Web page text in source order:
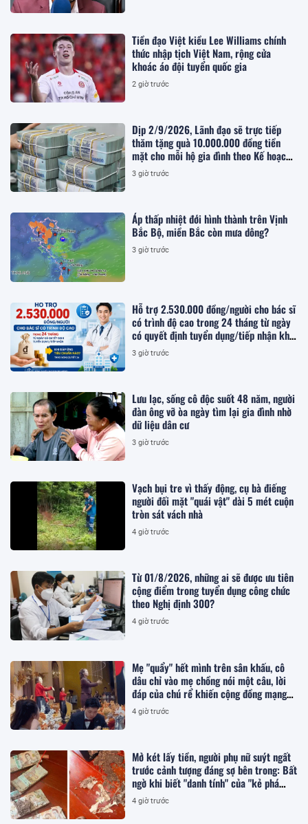
Tiền đạo Việt kiều Lee Williams chính
thức nhập tịch Việt Nam, rộng cửa
khoác áo đội tuyển quốc gia
2 giờ trước
Dịp 2/9/2026, Lãnh đạo sẽ trực tiếp
thăm tặng quà 10.000.000 đồng tiền
mặt cho mỗi hộ gia đình theo Kế hoạch
283, chi tiết ra sao?
3 giờ trước
Áp thấp nhiệt đới hình thành trên Vịnh
Bắc Bộ, miền Bắc còn mưa dông?
3 giờ trước
Hỗ trợ 2.530.000 đồng/người cho bác sĩ
có trình độ cao trong 24 tháng từ ngày
có quyết định tuyển dụng/tiếp nhận khi
đáp ứng tiêu chuẩn nào theo Nghị quyết
26?
3 giờ trước
Lưu lạc, sống cô độc suốt 48 năm, người
đàn ông vỡ òa ngày tìm lại gia đình nhờ
dữ liệu dân cư
3 giờ trước
Vạch bụi tre vì thấy động, cụ bà điếng
người đối mặt "quái vật" dài 5 mét cuộn
tròn sát vách nhà
4 giờ trước
Từ 01/8/2026, những ai sẽ được ưu tiên
cộng điểm trong tuyển dụng công chức
theo Nghị định 300?
4 giờ trước
Mẹ "quẩy" hết mình trên sân khấu, cô
dâu chỉ vào mẹ chồng nói một câu, lời
đáp của chú rể khiến cộng đồng mạng
"tan chảy"
4 giờ trước
Mở két lấy tiền, người phụ nữ suýt ngất
trước cảnh tượng đáng sợ bên trong: Bất
ngờ khi biết "danh tính" của "kẻ phá
hoại"
4 giờ trước